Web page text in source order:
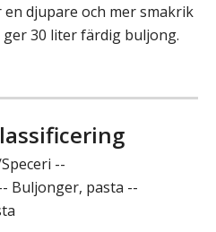
en djupare och mer smakrik
30 liter färdig buljong.
--
Buljonger, pasta --